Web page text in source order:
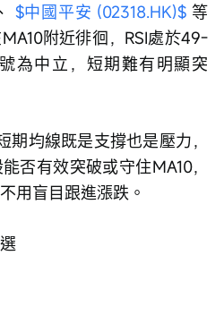
$中國平安 (02318.HK)$ 等
附近徘徊，RSI處於49-
為中立，短期難有明顯突
均線既是支撐也是壓力，
否有效突破或守住MA10，
用盲目跟進漲跌。